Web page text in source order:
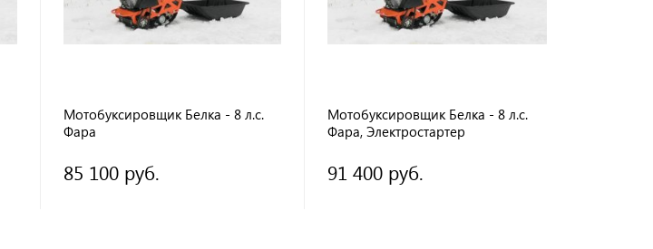
Мотобуксировщик Белка - 8 л.с.
Фара
85 100 руб.
Мотобуксировщик Белка - 8 л.с.
Фара, Электростартер
91 400 руб.